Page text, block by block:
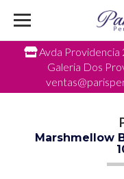
Avda Providencia
Galeria Dos
Marshmellow